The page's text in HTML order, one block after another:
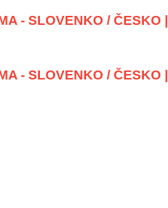
- SLOVENKO / ČESKO |
- SLOVENKO / ČESKO |